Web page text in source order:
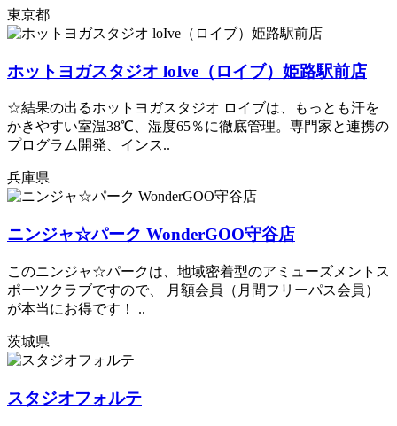
東京都
ホットヨガスタジオ loIve（ロイブ）姫路駅前店
☆結果の出るホットヨガスタジオ ロイブは、もっとも汗を
かきやすい室温38℃、湿度65％に徹底管理。専門家と連携の
プログラム開発、インス..
兵庫県
ニンジャ☆パーク WonderGOO守谷店
このニンジャ☆パークは、地域密着型のアミューズメントス
ポーツクラブですので、 月額会員（月間フリーパス会員）
が本当にお得です！ ..
茨城県
スタジオフォルテ